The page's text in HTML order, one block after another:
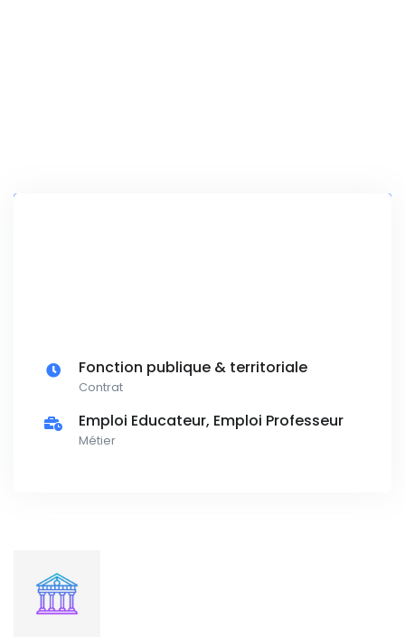
Fonction publique & territoriale
Contrat
Emploi Educateur, Emploi Professeur
Métier